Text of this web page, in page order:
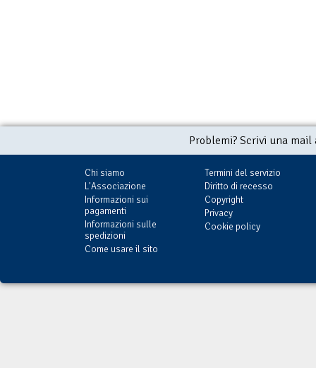
Problemi? Scrivi una
Chi siamo
L'Associazione
Informazioni sui
pagamenti
Informazioni sulle
spedizioni
Come usare il sito
Termini del servizio
Diritto di recesso
Copyright
Privacy
Cookie policy